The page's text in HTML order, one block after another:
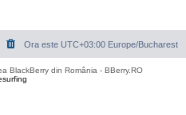
Ora este UTC+03:00 Europe/Bucharest
BlackBerry din România - BBerry.RO